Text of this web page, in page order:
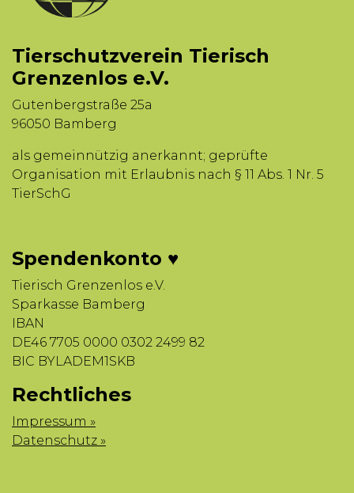
Tierschutzverein Tierisch
Grenzenlos e.V.
Gutenbergstraße 25a
96050 Bamberg
als gemeinnützig anerkannt; geprüfte
Organisation mit Erlaubnis nach § 11 Abs. 1 Nr. 5
TierSchG
Spendenkonto ♥
Tierisch Grenzenlos e.V.
Sparkasse Bamberg
IBAN
DE46 7705 0000 0302 2499 82
BIC BYLADEM1SKB
Rechtliches
Impressum »
Datenschutz »